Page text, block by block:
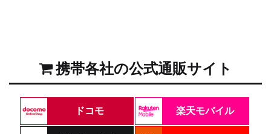
携帯各社の公式通販サイト
ドコモ 楽天モバイル